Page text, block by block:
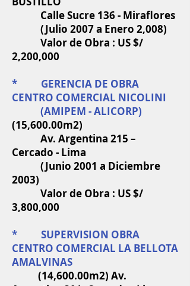
Calle Sucre 136 - Miraflores
(Julio 2007 a Enero 2,008)
Valor de Obra : US $/
2,200,000
* GERENCIA DE OBRA
CENTRO COMERCIAL NICOLINI
(AMIPEM - ALICORP)
(15,600.00m2)
Av. Argentina 215 –
Cercado - Lima
(Junio 2001 a Diciembre
2003)
Valor de Obra : US $/
3,800,000
* SUPERVISION OBRA
CENTRO COMERCIAL LA BELLOTA
AMALVINAS
(14,600.00m2) Av.